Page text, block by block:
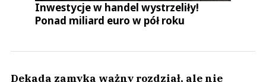
Inwestycje w handel wystrzeliły!
Ponad miliard euro w pół roku
Dekada zamyka ważny rozdział, ale nie